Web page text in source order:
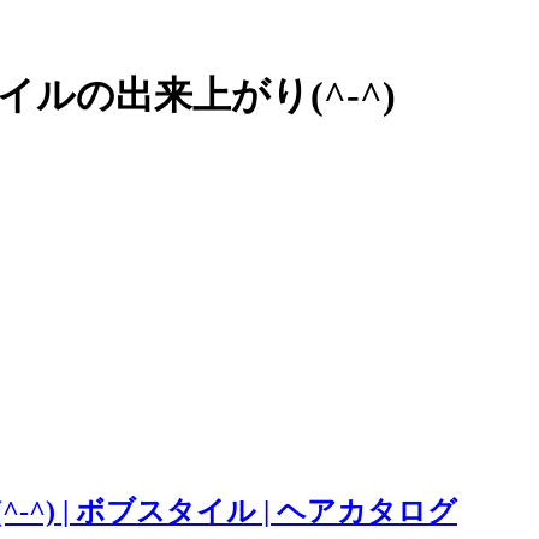
ルの出来上がり(^-^)